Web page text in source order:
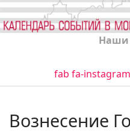
Наши
fab fa-instagram
Вознесение